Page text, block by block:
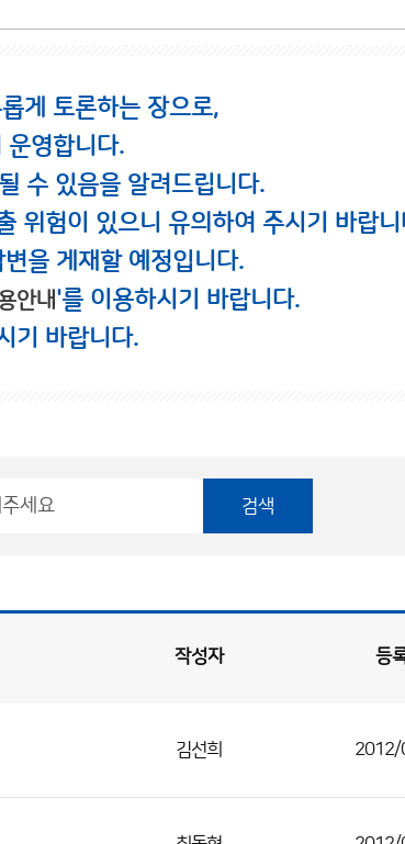
게 토론하는 장으로,
운영합니다.
수 있음을 알려드립니다.
위험이 있으니 유의하여 주시기 바랍니
을 게재할 예정입니다.
안내'를 이용하시기 바랍니다.
기 바랍니다.
검색
작성자 등
김선희 2012/